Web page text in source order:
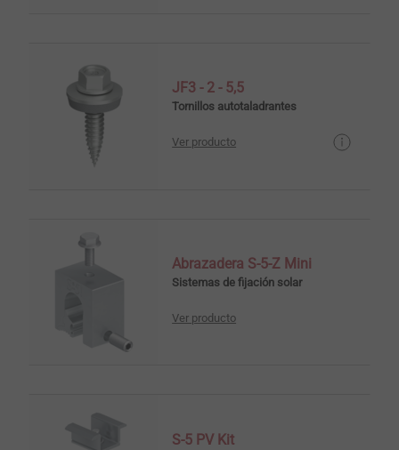
JF3 - 2 - 5,5
Tornillos autotaladrantes
Ver producto
Abrazadera S-5-Z Mini
Sistemas de fijación solar
Ver producto
S-5 PV Kit